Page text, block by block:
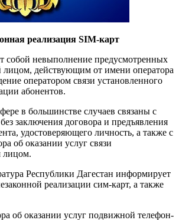
реализация SIM-карт
собой не­выполнение предусмотренных
лицом, действу­ющим от имени оператора
оператором связи установленного
абонентов.
в боль­шинстве случаев связаны с
заключения до­говора и предъявления
удостоверяющего личность, а также с
об оказании услуг связи
лицом.
Ре­спублики Дагестан информирует
ре­ализации сим-карт, а также
об ока­зании услуг подвижной телефон­